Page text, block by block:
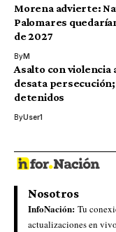
Morena advierte:
Palomares
de 2027
ByM
Asalto con violencia
desata
detenidos
ByUser1
Nosotros
InfoNación: Tu
actualizaciones en